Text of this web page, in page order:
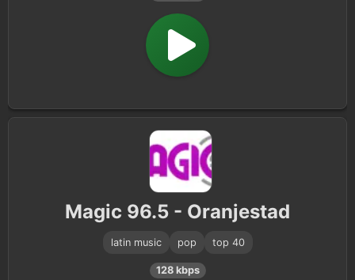
Magic 96.5 - Oranjestad
latin music pop top 40
128 kbps